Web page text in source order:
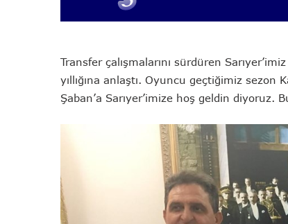
Transfer çalışmalarını sürdüren
yıllığına anlaştı. Oyuncu geçtiğimiz sezon
Şaban’a Sarıyer’imize hoş geldin diyoruz.